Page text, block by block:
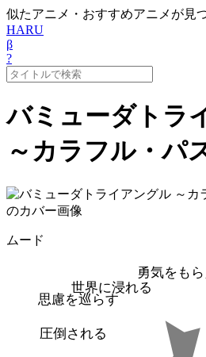
似たアニメ・おすすめアニメが見
HARU
β
?
バミューダトラ
～カラフル・パ
ムード
勇気をも
圧倒される
思慮を巡らす
世界に浸れる